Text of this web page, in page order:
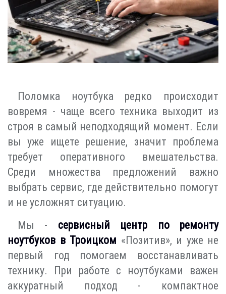
Поломка ноутбука редко происходит
вовремя - чаще всего техника выходит из
строя в самый неподходящий момент. Если
вы уже ищете решение, значит проблема
требует оперативного вмешательства.
Среди множества предложений важно
выбрать сервис, где действительно помогут
и не усложнят ситуацию.
Мы - сервисный центр по ремонту
ноутбуков в Троицком «Позитив», и уже не
первый год помогаем восстанавливать
технику. При работе с ноутбуками важен
аккуратный подход - компактное